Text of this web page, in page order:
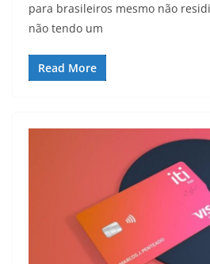
para brasileiros mesmo não
não tendo um
Read More